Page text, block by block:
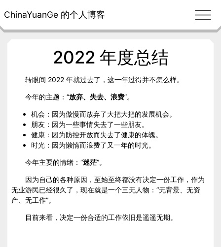
ChinaYuanGe 的个人博客
2022 年度总结
转眼间 2022 年就过去了，这一年过得并不怎么样。
今年的主题：“放弃、失去、浪费”。
机会：因为傲慢而放弃了大把大把的发展机会。
朋友：因为一些事情失去了一些朋友。
健康：因为防控开放而失去了健康的体魄。
时光：因为懒惰而浪费了又一年的时光。
今年主要的情绪：“迷茫”。
因为自己的各种原因，至始至终都没有决定一份工作，作为
无业游民已经很久了，现在就是一个三无人物：“无背景、无资
产、无工作”。
目前来看，决定一份合适的工作依旧是遥遥无期。